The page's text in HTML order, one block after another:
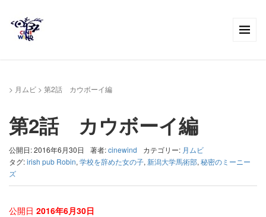
> 月ムビ > 第2話 カウボーイ編
第2話 カウボーイ編
公開日: 2016年6月30日 著者:cinewind カテゴリー: 月ムビ
タグ:irish pub Robin, 学校を辞めた女の子, 新潟大学馬術部, 秘密のミーニー
ズ
公開日 2016年6月30日